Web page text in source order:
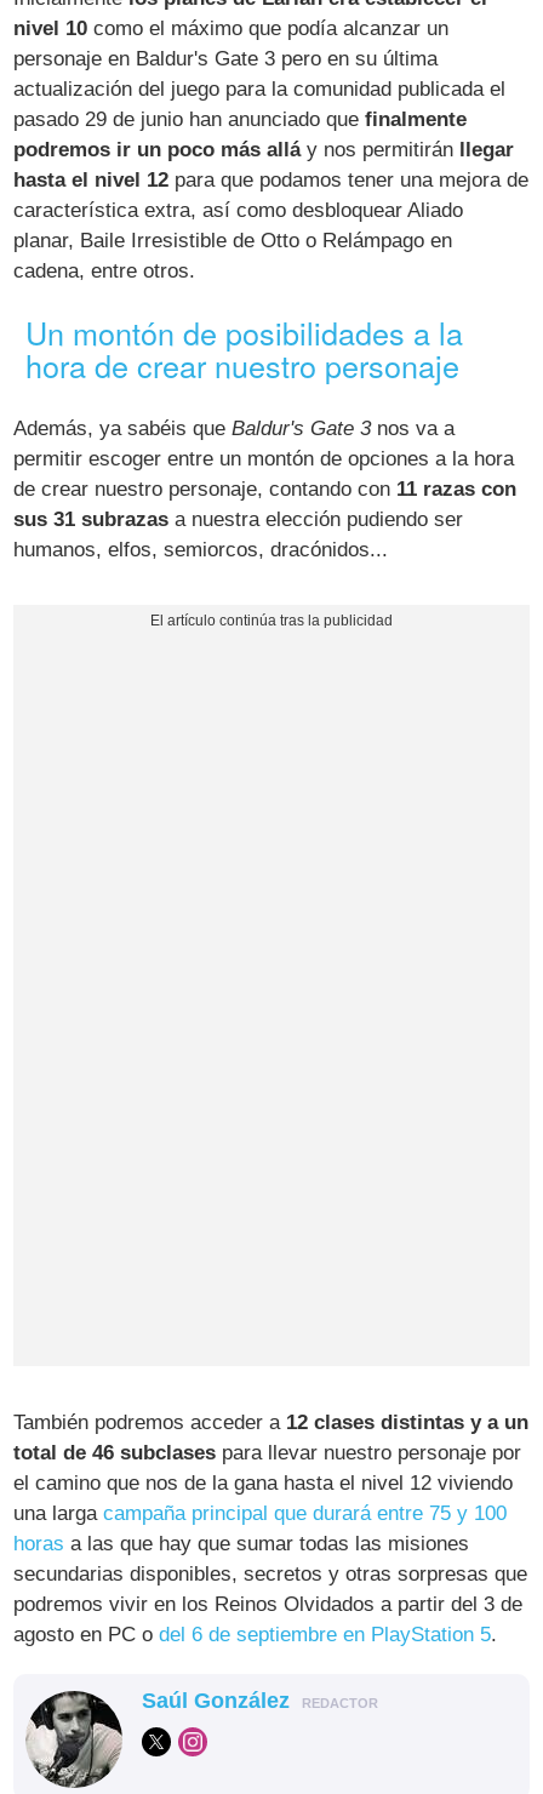
nivel 10 como el máximo que podía alcanzar un
personaje en Baldur's Gate 3 pero en su última
actualización del juego para la comunidad publicada el
pasado 29 de junio han anunciado quefinalmente
podremos ir un poco más alláy nos permitirán
llegar
hasta el nivel 12 para que podamos tener una mejora de
característica extra, así como desbloquear Aliado
planar, Baile Irresistible de Otto o Relámpago en
cadena, entre otros.
Un montón de posibilidades a la
hora de crear nuestro personaje
Además, ya sabéis queBaldur's Gate 3nos va a
permitir escoger entre un montón de opciones a la hora
de crear nuestro personaje, contando con 11 razas con
sus 31 subrazas a nuestra elección pudiendo ser
humanos, elfos, semiorcos, dracónidos...
También podremos acceder a 12 clases distintas y a un
total de 46 subclases para llevar nuestro personaje por
el camino que nos de la gana hasta el nivel 12 viviendo
una largacampaña principal que durará entre 75 y 100
horas a las que hay que sumar todas las misiones
secundarias disponibles, secretos y otras sorpresas que
podremos vivir en los Reinos Olvidados a partir del 3 de
agosto en PC odel 6 de septiembre en PlayStation 5.
Saúl González REDACTOR